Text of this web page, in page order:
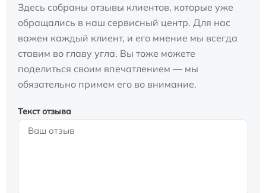
Здесь собраны отзывы клиентов, которые уже
обращались в наш сервисный центр. Для нас
важен каждый клиент, и его мнение мы всегда
ставим во главу угла. Вы тоже можете
поделиться своим впечатлением — мы
обязательно примем его во внимание.
Текст отзыва